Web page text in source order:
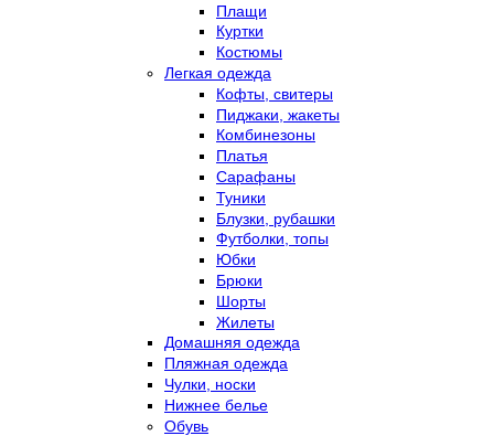
Плащи
Куртки
Костюмы
Легкая одежда
Кофты, свитеры
Пиджаки, жакеты
Комбинезоны
Платья
Сарафаны
Туники
Блузки, рубашки
Футболки, топы
Юбки
Брюки
Шорты
Жилеты
Домашняя одежда
Пляжная одежда
Чулки, носки
Нижнее белье
Обувь